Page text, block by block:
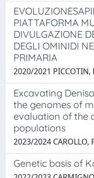
PIATTAFORMA
DIVULGAZIONE
DEGLI OMINIDI
PRIMARIA
2020/2021 PICCOTIN,
Excavating
the genomes of
evaluation of the
populations
2023/2024 CAROLLO,
Genetic basis of